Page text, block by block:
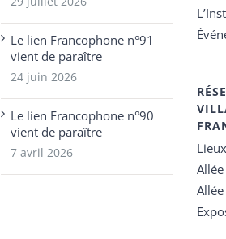
Le lien Francophone n°91
vient de paraître
24 juin 2026
Le lien Francophone n°90
vient de paraître
7 avril 2026
Allée